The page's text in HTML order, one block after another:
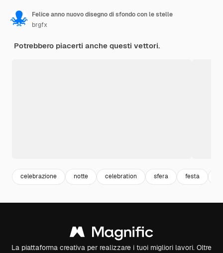
Felice anno nuovo disegno di sfondo con le stelle
brgfx
Potrebbero piacerti anche questi vettori.
celebrazione notte celebration sfera festa
La piattaforma creativa per realizzare i tuoi migliori lavori. Oltre